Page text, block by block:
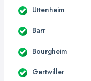
Uttenheim
Barr
Bourgheim
Gertwiller